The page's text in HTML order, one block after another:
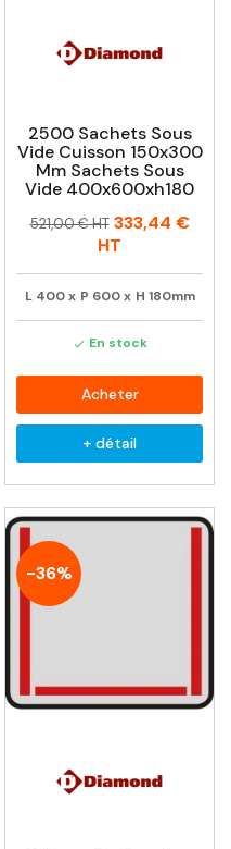
2500 Sachets Sous
Vide Cuisson 150x300
Mm Sachets Sous
Vide 400x600xh180
Prix
Prix
521,00 € HT 333,44 €
HT
L 400 x P 600 x H 180mm
 En stock
Acheter
+ détail
-36%